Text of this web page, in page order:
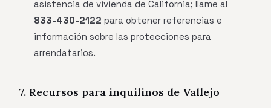
asistencia de vivienda de California; llame al
833-430-2122 para obtener referencias e
información sobre las protecciones para
arrendatarios.
7. Recursos para inquilinos de Vallejo